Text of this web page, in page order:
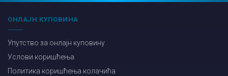
ОНЛАЈН КУПОВИНА
Упутство за онлајн куповину
Услови коришћења
Политика коришћења колачића